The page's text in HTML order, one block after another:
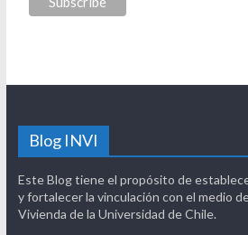
Blog INVI
Este Blog tiene el propósito de
y fortalecer la vinculación con el medio
Vivienda de la Universidad de Chile.